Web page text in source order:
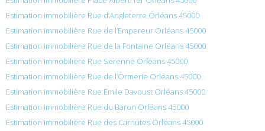
Estimation immobilière Rue d’Angleterre Orléans 45000
Estimation immobilière Rue de l’Empereur Orléans 45000
Estimation immobilière Rue de la Fontaine Orléans 45000
Estimation immobilière Rue Serenne Orléans 45000
Estimation immobilière Rue de l’Ormerie Orléans 45000
Estimation immobilière Rue Émile Davoust Orléans 45000
Estimation immobilière Rue du Baron Orléans 45000
Estimation immobilière Rue des Carnutes Orléans 45000